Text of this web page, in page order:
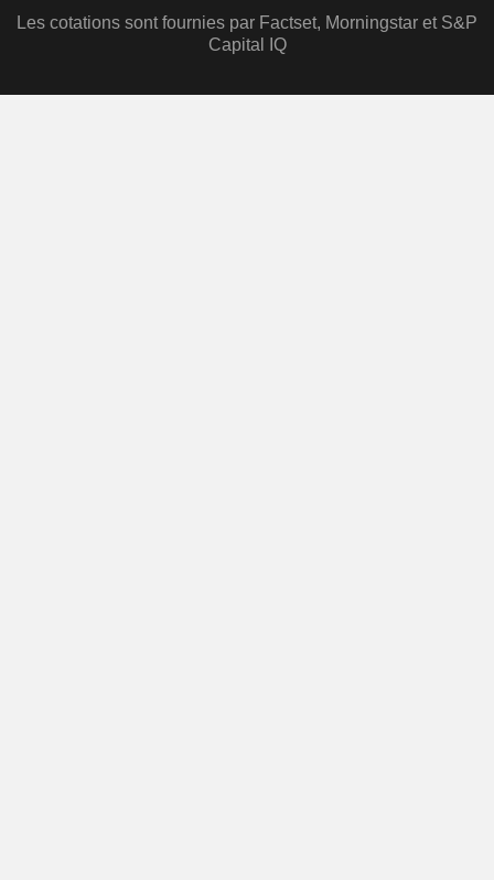
Les cotations sont fournies par Factset, Morningstar et S&P
Capital IQ